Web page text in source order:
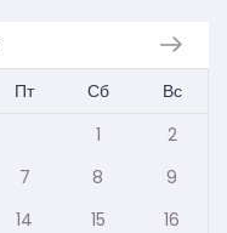
Пт Сб
Вс
1
2
7 8
9
14 15
16